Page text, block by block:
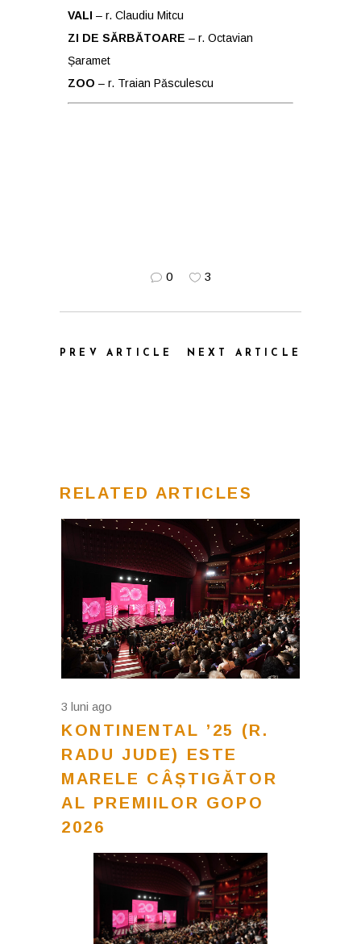
VALI – r. Claudiu Mitcu
ZI DE SĂRBĂTOARE – r. Octavian
Șaramet
ZOO – r. Traian Pǎsculescu
0 3
PREV ARTICLE NEXT ARTICLE
RELATED ARTICLES
3 luni ago
KONTINENTAL ’25 (R.
RADU JUDE) ESTE
MARELE CÂȘTIGĂTOR
AL PREMIILOR GOPO
2026